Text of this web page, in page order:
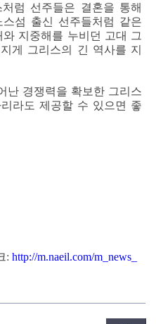
럼 선주들은 결혼을 통해
섬 출신 선주들처럼 같은
지중해를 누비던 고대 그
게 그리스의 긴 역사를 지
난 경쟁력을 확보한 그리스
라도 제공할 수 있으면 좋
:http://m.naeil.com/m_news_